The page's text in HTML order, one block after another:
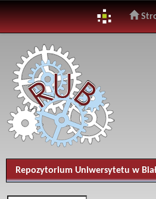
navigation
Repozytorium Uniwersytetu w